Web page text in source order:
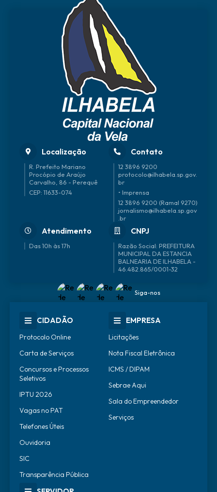
Localização
R. Prefeito Mariano
Procópio de Araújo
Carvalho, 86 - Perequê
CEP: 11633-074
Contato
12 3896 9200
protocolo@ilhabela.sp.gov.
br
• Imprensa
12 3896 9200 (Ramal 9270)
jornalismo@ilhabela.sp.gov
.br
Atendimento
Das 10h às 17h
CNPJ
46.482.865/0001-32
Siga-nos
CIDADÃO
Protocolo Online
Carta de Serviços
Concursos e Processos
Seletivos
IPTU 2026
Vagas no PAT
Telefones Úteis
Ouvidoria
SIC
Transparência Pública
EMPRESA
Licitações
Nota Fiscal Eletrônica
ICMS / DIPAM
Sebrae Aqui
Sala do Empreendedor
Serviços